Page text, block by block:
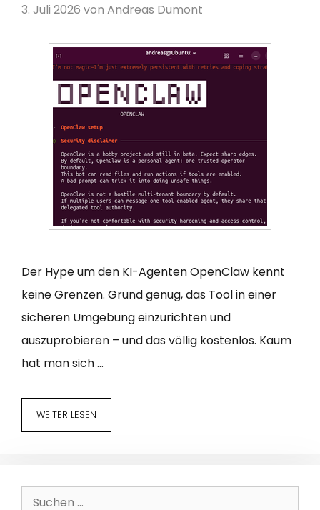
3. Juli 2026 von Andreas Dumont
Der Hype um den KI-Agenten OpenClaw kennt
keine Grenzen. Grund genug, das Tool in einer
sicheren Umgebung einzurichten und
auszuprobieren – und das völlig kostenlos. Kaum
hat man sich …
WEITER LESEN
Suchen